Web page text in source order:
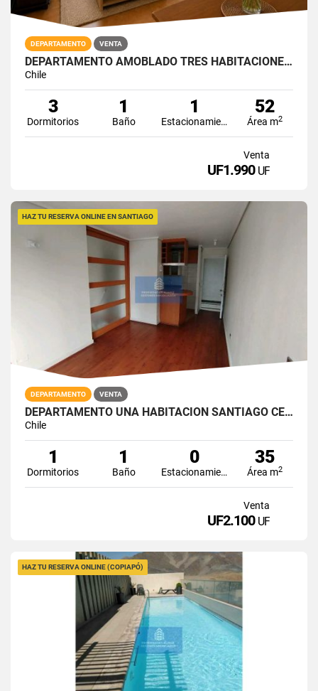
DEPARTAMENTO VENTA
DEPARTAMENTO AMOBLADO TRES HABITACIONES MIRADOR LA VIÑITA
Chile
3
Dormitorios
1
Baño
1
Estacionamiento
52
Área m2
Venta
UF1.990 UF
HAZ TU RESERVA ONLINE EN SANTIAGO
DEPARTAMENTO VENTA
DEPARTAMENTO UNA HABITACION SANTIAGO CENTRO
Chile
1
Dormitorios
1
Baño
0
Estacionamiento
35
Área m2
Venta
UF2.100 UF
HAZ TU RESERVA ONLINE (COPIAPÓ)